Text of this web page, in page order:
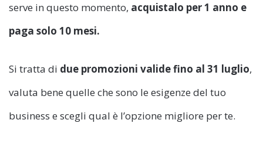
serve in questo momento, acquistalo per 1 anno e
paga solo 10 mesi.
Si tratta di due promozioni valide fino al 31 luglio,
valuta bene quelle che sono le esigenze del tuo
business e scegli qual è l’opzione migliore per te.